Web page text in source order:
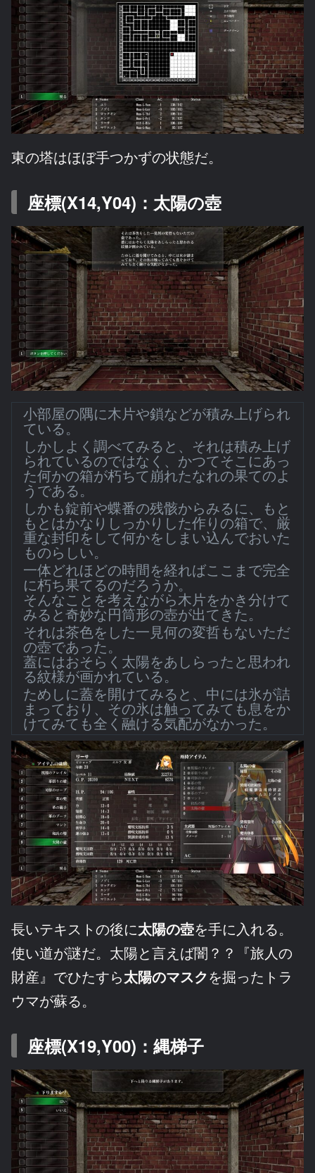
東の塔はほぼ手つかずの状態だ。
座標(X14,Y04)：太陽の壺
小部屋の隅に木片や鎖などが積み上げられ
ている。
しかしよく調べてみると、それは積み上げ
られているのではなく、かつてそこにあっ
た何かの箱が朽ちて崩れたなれの果てのよ
うである。
しかも錠前や蝶番の残骸からみるに、もと
もとはかなりしっかりした作りの箱で、厳
重な封印をして何かをしまい込んでおいた
ものらしい。
一体どれほどの時間を経ればここまで完全
に朽ち果てるのだろうか。
そんなことを考えながら木片をかき分けて
みると奇妙な円筒形の壺が出てきた。
それは茶色をした一見何の変哲もないただ
の壺であった。
蓋にはおそらく太陽をあしらったと思われ
る紋様が画かれている。
ためしに蓋を開けてみると、中には氷が詰
まっており、その氷は触ってみても息をか
けてみても全く融ける気配がなかった。
長いテキストの後に太陽の壺を手に入れる。
使い道が謎だ。太陽と言えば闇？？『旅人の
財産』でひたすら太陽のマスクを掘ったトラ
ウマが蘇る。
座標(X19,Y00)：縄梯子